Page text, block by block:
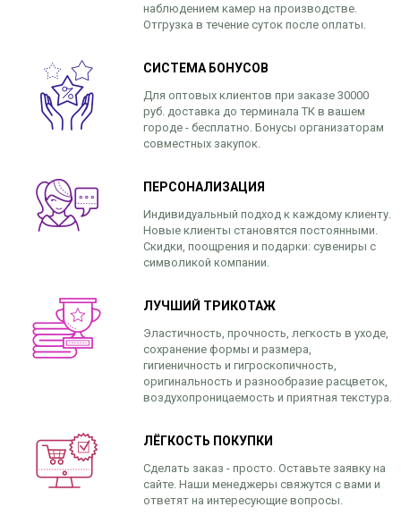
наблюдением камер на производстве.
Отгрузка в течение суток после оплаты.
СИСТЕМА БОНУСОВ
Для оптовых клиентов при заказе 30000
руб. доставка до терминала ТК в вашем
городе - бесплатно. Бонусы организаторам
совместных закупок.
ПЕРСОНАЛИЗАЦИЯ
Индивидуальный подход к каждому клиенту.
Новые клиенты становятся постоянными.
Скидки, поощрения и подарки: сувениры с
символикой компании.
ЛУЧШИЙ ТРИКОТАЖ
Эластичность, прочность, легкость в уходе,
сохранение формы и размера,
гигиеничность и гигроскопичность,
оригинальность и разнообразие расцветок,
воздухопроницаемость и приятная текстура.
ЛЁГКОСТЬ ПОКУПКИ
Сделать заказ - просто. Оставьте заявку на
сайте. Наши менеджеры свяжутся с вами и
ответят на интересующие вопросы.